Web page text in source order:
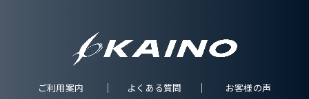
ご利用案内 よくある質問 お客様の声